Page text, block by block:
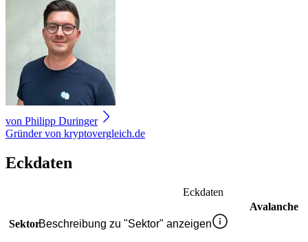
von Philipp Duringer
Gründer von kryptovergleich.de
Eckdaten
Eckdaten
Avalanche
SektorBeschreibung zu "Sektor" anzeigen